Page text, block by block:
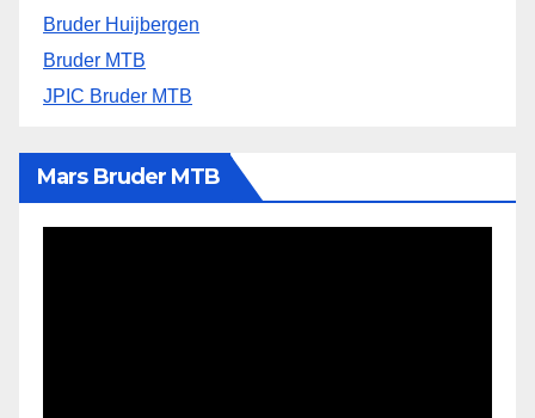
Bruder Huijbergen
Bruder MTB
JPIC Bruder MTB
Mars Bruder MTB